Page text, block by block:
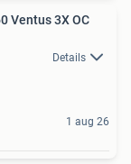
Ventus 3X OC
Details
1 aug 26